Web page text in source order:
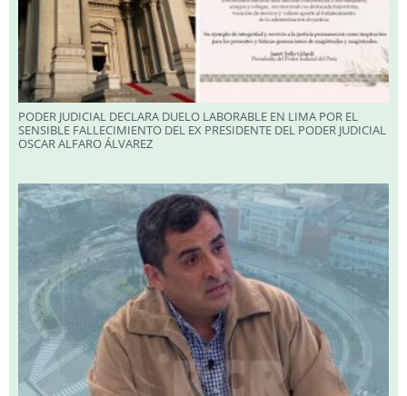
PODER JUDICIAL DECLARA DUELO LABORABLE EN LIMA POR EL
SENSIBLE FALLECIMIENTO DEL EX PRESIDENTE DEL PODER JUDICIAL
OSCAR ALFARO ÁLVAREZ